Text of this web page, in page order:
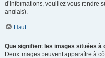
d’informations, veuillez vous rendre
anglais).
Haut
Que signifient les images situées à
Deux images peuvent apparaître à